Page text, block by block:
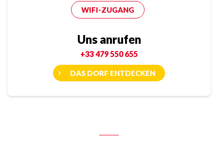
WIFI-ZUGANG
Uns anrufen
+33 479 550 655
DAS DORF ENTDECKEN